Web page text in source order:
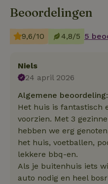
Beoordelingen
9,6/10 4,8/5 5
Niels
24 april 2026
Algemene
Het huis is fantastisch
voorzien. Met 3
hebben we erg
het huis, voetballen,
lekkere bbq-en.
Als je buitenhuis iets
auto nodig en heel